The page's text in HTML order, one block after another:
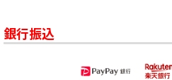
銀行振込